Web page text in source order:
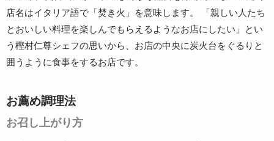
店名はイタリア語で「焚き火」を意味します。 「親しい人たち
とおいしい料理を楽しんでもらえるようなお店にしたい」とい
う樫村仁尊シェフの思いから、お店の中央に炭火台をぐるりと
囲うように食事をするお店です。
お薦め調理法
お召し上がり方